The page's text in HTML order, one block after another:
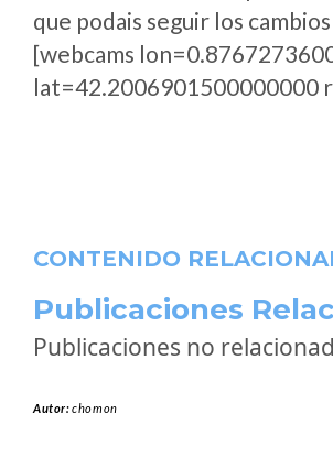
que podais seguir los
[webcams
lat=42.2006901500000000
CONTENIDO
Publicaciones
Publicaciones no
Autor:chomon